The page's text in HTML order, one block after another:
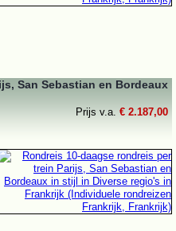
San Sebastian en Bordeaux
Prijs v.a. € 2.187,00